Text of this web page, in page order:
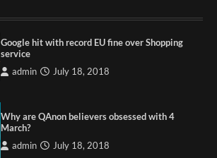
Google hit with record EU fine over Shopping
service
admin July 18, 2018
Why are QAnon believers obsessed with 4
March?
admin July 18, 2018